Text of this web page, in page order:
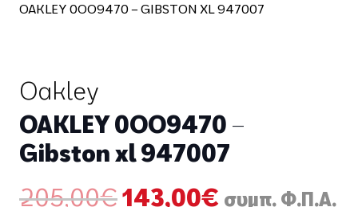
OAKLEY 0OO9470 – GIBSTON XL 947007
Oakley
OAKLEY 0OO9470 –
Gibston xl 947007
205,00€Original
143,00€ Η
συμπ. Φ.Π.Α.